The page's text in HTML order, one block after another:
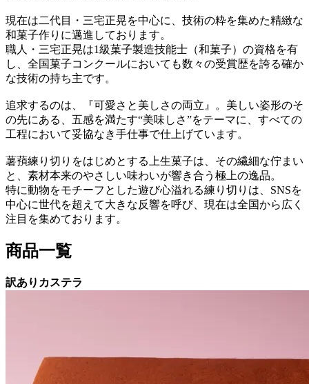
現在は二代目・三宅正晃を中心に、技術の粋を集めた精緻な
和菓子作りに邁進しております。
職人・三宅正晃は1級菓子製造技能士（和菓子）の資格を有
し、全国菓子コンクールにおいても数々の受賞歴を誇る確か
な技術の持ち主です。
追求するのは、『可愛さと美しさの両立』。美しい姿形のそ
の先にある、五感を満たす“美味しさ”をテーマに、すべての
工程において妥協なき手仕事で仕上げています。
薯蕷練り切りをはじめとする上生菓子は、その繊細な佇まい
と、素材本来のやさしい味わいが響き合う極上の逸品。
特に動物をモチーフとした遊び心溢れる練り切りは、SNSを
中心に世代を超えて大きな反響を呼び、現在は全国から広く
注目を集めております。
商品一覧
訳ありカステラ